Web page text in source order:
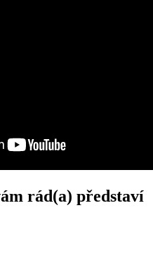
rád(a) představí